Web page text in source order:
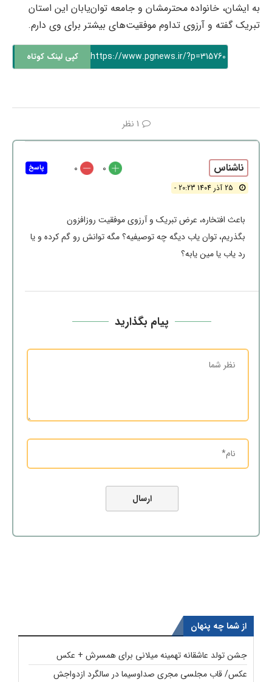
به ایشان، خانواده محترمشان و جامعه توان‌یابان این استان
تبریک گفته و آرزوی تداوم موفقیت‌های بیشتر برای وی دارم.
https://www.pgnews.ir/?p=315760 کپی لینک کوتاه
1 نظر
ناشناس
25 آذر 1404 20:23 -
0
0
باعث افتخاره، عرض تبریک و آرزوی موفقیت روزافزون
بگذریم، توان یاب دیگه چه توصیفیه؟ مگه توانش رو گم کرده و یا
رد یاب یا مین یابه؟
پاسخ
پیام بگذارید
از شما چه پنهان
جشن تولد عاشقانه تهمینه میلانی برای همسرش + عکس
عکس/ قاب مجلسی مجری صداوسیما در سالگرد ازدواجش